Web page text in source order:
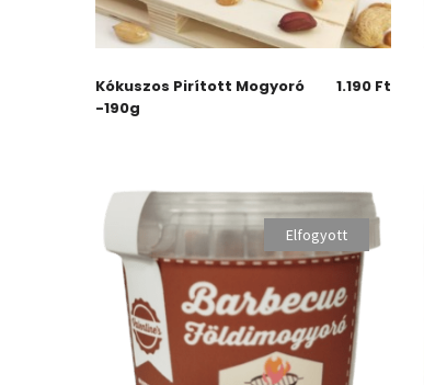
Kókuszos Pirított Mogyoró
-190g
1.190 Ft
Elfogyott